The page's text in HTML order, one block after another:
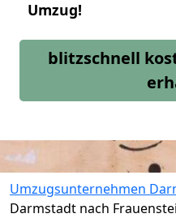
Umzug!
blitzschnell
Umzugsunternehmen
Darmstadt nach